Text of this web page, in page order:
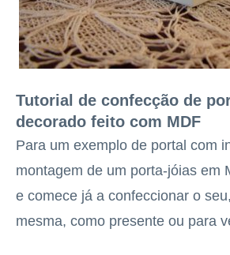
Tutorial de confecção de
decorado feito com MDF
Para um exemplo de portal com
montagem de um porta-jóias em
e comece já a confeccionar o
mesma, como presente ou para